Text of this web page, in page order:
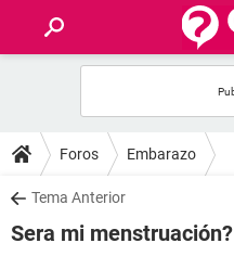
FOROS
SALUD
Foros Embarazo
Tema Anterior
Sera mi menstruación?